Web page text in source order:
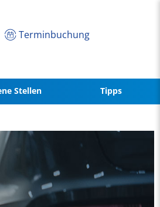
Terminbuchung
Stellen Tipps